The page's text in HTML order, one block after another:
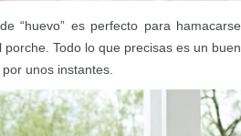
“huevo” es perfecto para hamacarse
Todo lo que precisas es un buen
unos instantes.